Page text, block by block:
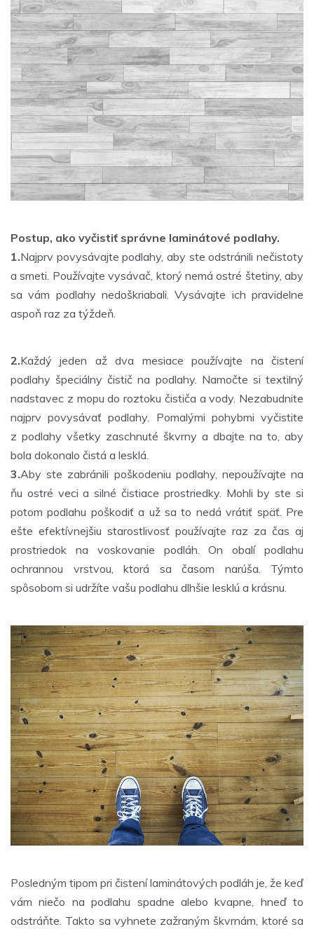
Postup, ako vyčistiť správne laminátové podlahy.
1.Najprv povysávajte podlahy, aby ste odstránili nečistoty
a smeti. Používajte vysávač, ktorý nemá ostré štetiny, aby
sa vám podlahy nedoškriabali. Vysávajte ich pravidelne
aspoň raz za týždeň.
2.Každý jeden až dva mesiace používajte na čistení
podlahy špeciálny čistič na podlahy. Namočte si textilný
nadstavec z mopu do roztoku čističa a vody. Nezabudnite
najprv povysávať podlahy. Pomalými pohybmi vyčistite
z podlahy všetky zaschnuté škvrny a dbajte na to, aby
bola dokonalo čistá a lesklá.
3.Aby ste zabránili poškodeniu podlahy, nepoužívajte na
ňu ostré veci a silné čistiace prostriedky. Mohli by ste si
potom podlahu poškodiť a už sa to nedá vrátiť späť. Pre
ešte efektívnejšiu starostlivosť používajte raz za čas aj
prostriedok na voskovanie podláh. On obalí podlahu
ochrannou vrstvou, ktorá sa časom narúša. Týmto
spôsobom si udržíte vašu podlahu dlhšie lesklú a krásnu.
Posledným tipom pri čistení laminátových podláh je, že keď
vám niečo na podlahu spadne alebo kvapne, hneď to
odstráňte. Takto sa vyhnete zažraným škvrnám, ktoré sa